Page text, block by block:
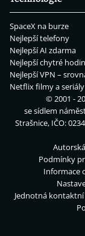
SpaceX na burze
Nejlepší telefony
Nejlepší AI zdarma
Nejlepší chytré
Nejlepší VPN –
Netflix filmy a seriály
© 2001 -
se sídlem
Strašnice, IČO:
Podmínky
Informace
Jednotná